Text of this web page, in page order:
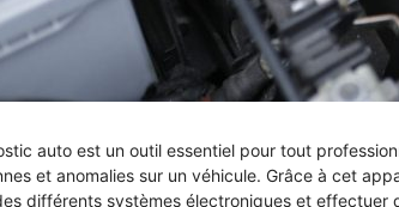
auto est un outil essentiel pour tout
et anomalies sur un véhicule. Grâce à cet
différents systèmes électroniques et